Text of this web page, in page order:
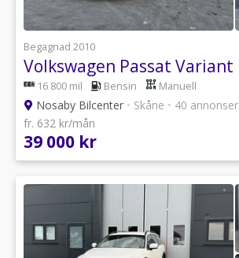
Begagnad 2010
16 800 mil Bensin Manuell
Nosaby Bilcenter • Skåne • 40 annonser
fr. 632 kr/mån
39 000 kr